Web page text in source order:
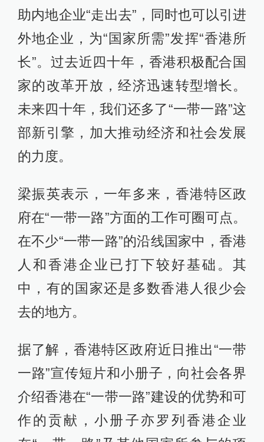
助内地企业“走出去”，同时也可以引进
外地企业，为“国家所需”发挥“香港所
长”。过去近四十年，香港积极配合国
家的改革开放，经济迅速转型增长。
未来四十年，我们还多了“一带一路”这
部新引擎，加大推动经济和社会发展
的力度。
梁振英表示，一年多来，香港特区政
府在“一带一路”方面的工作可圈可点。
在不少“一带一路”的沿线国家中，香港
人和香港企业已打下较好基础。其
中，有的国家还是多数香港人很少会
去的地方。
据了解，香港特区政府近日推出“一带
一路”宣传短片和小册子，向社会各界
介绍香港在“一带一路”建设的优势和可
作的贡献，小册子亦罗列香港企业